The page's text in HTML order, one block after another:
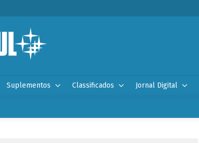
Suplementos Classificados Jornal Digital